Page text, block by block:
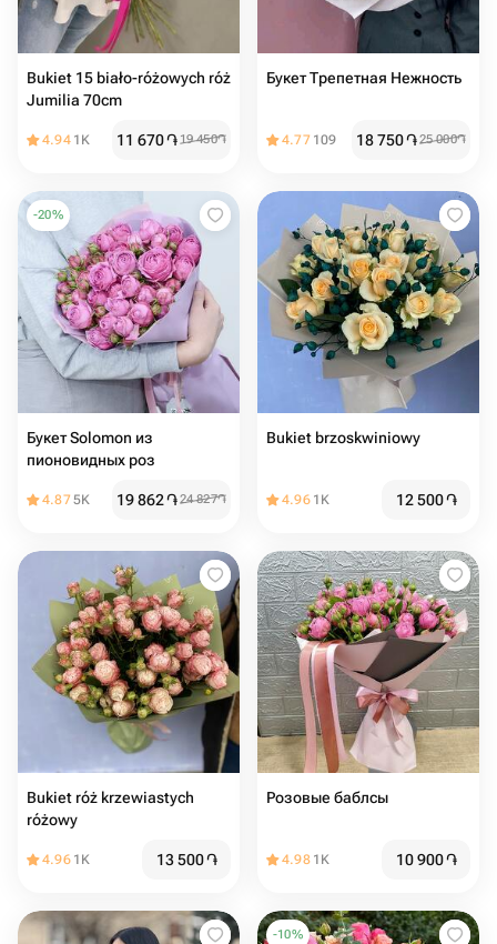
Bukiet 15 biało-różowych róż
Jumilia 70cm
4.94 1K 11 670֏19 450֏
Букет Трепетная Нежность
4.77 109 18 750֏25 000֏
-20%
Букет Solomon из
пионовидных роз
4.875K 19 862֏24 827֏
Bukiet brzoskwiniowy
4.96 1K 12 500֏
Bukiet róż krzewiastych
różowy
4.96 1K 13 500֏
Розовые баблсы
4.98 1K 10 900֏
-10%